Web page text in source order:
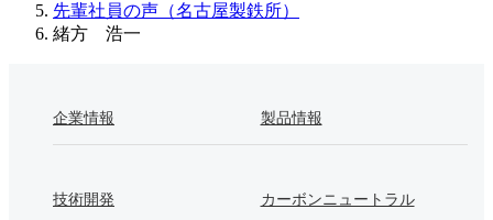
先輩社員の声（名古屋製鉄所）
緒方 浩一
企業情報 製品情報
技術開発 カーボンニュートラル